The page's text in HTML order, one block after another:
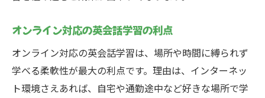
オンライン対応の英会話学習の利点
オンライン対応の英会話学習は、場所や時間に縛られず
学べる柔軟性が最大の利点です。理由は、インターネッ
ト環境さえあれば、自宅や通勤途中など好きな場所で学